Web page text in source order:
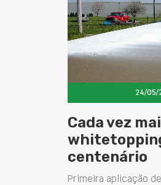
24/05/
Cada vez
centenário
Primeira aplicação